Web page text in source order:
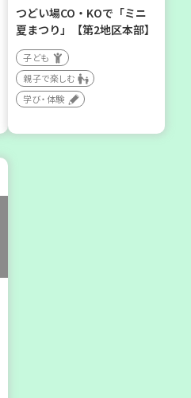
4
つどい場CO・KOで「ミニ
夏まつり」【第2地区本部】
子ども
親子で楽しむ
学び・体験